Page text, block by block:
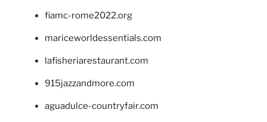
fiamc-rome2022.org
mariceworldessentials.com
lafisheriarestaurant.com
915jazzandmore.com
aguadulce-countryfair.com